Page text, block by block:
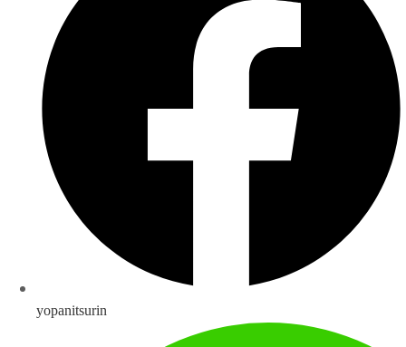
yopanitsurin